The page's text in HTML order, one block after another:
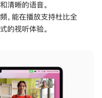
清晰的语音。
能在播放支持杜比全
的视听体验。